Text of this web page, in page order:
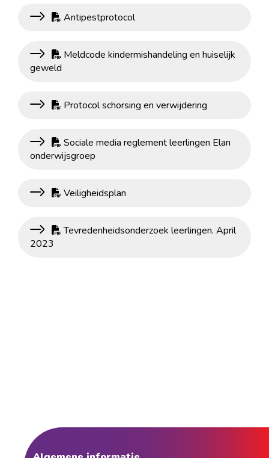
Antipestprotocol
Meldcode kindermishandeling en huiselijk
geweld
Protocol schorsing en verwijdering
Sociale media reglement leerlingen Elan
onderwijsgroep
Veiligheidsplan
Tevredenheidsonderzoek leerlingen. April
2023